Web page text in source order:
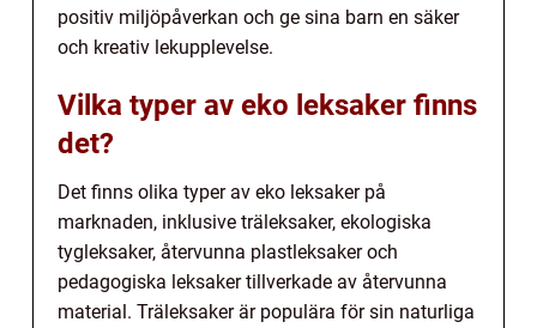
positiv miljöpåverkan och ge sina barn en säker
och kreativ lekupplevelse.
Vilka typer av eko leksaker finns
det?
Det finns olika typer av eko leksaker på
marknaden, inklusive träleksaker, ekologiska
tygleksaker, återvunna plastleksaker och
pedagogiska leksaker tillverkade av återvunna
material. Träleksaker är populära för sin naturliga